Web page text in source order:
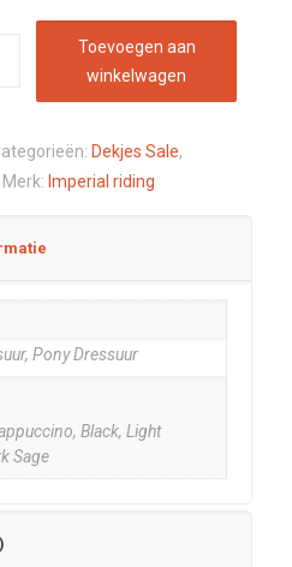
Toevoegen aan
winkelwagen
Dekjes Sale,
Merk: Imperial riding
Pony Dressuur
Black, Light
Sage